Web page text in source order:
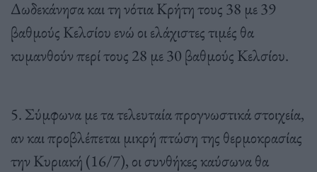
Δωδεκάνησα και τη νότια Κρήτη τους 38 με 39
βαθμούς Κελσίου ενώ οι ελάχιστες τιμές θα
κυμανθούν περί τους 28 με 30 βαθμούς Κελσίου.
5. Σύμφωνα με τα τελευταία προγνωστικά στοιχεία,
αν και προβλέπεται μικρή πτώση της θερμοκρασίας
την Κυριακή (16/7), οι συνθήκες καύσωνα θα